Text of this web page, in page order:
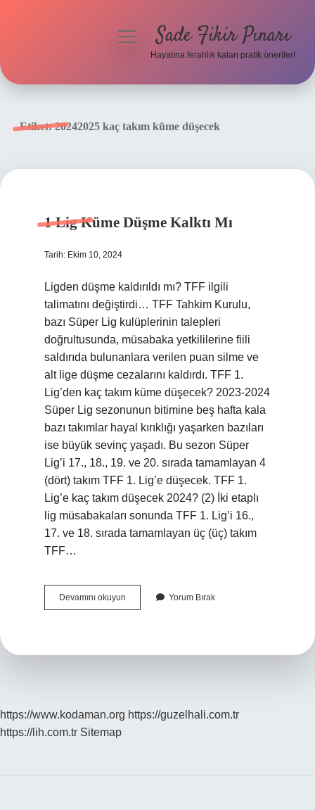
menüyüSade Fikir Pınarı
Hayatına ferahlık katan pratik öneriler!
Etiket:20242025 kaç takım küme düşecek
1 Lig Küme Düşme Kalktı Mı
Tarih: Ekim 10, 2024
Ligden düşme kaldırıldı mı? TFF ilgili
talimatını değiştirdi… TFF Tahkim Kurulu,
bazı Süper Lig kulüplerinin talepleri
doğrultusunda, müsabaka yetkililerine fiili
saldırıda bulunanlara verilen puan silme ve
alt lige düşme cezalarını kaldırdı. TFF 1.
Lig’den kaç takım küme düşecek? 2023-2024
Süper Lig sezonunun bitimine beş hafta kala
bazı takımlar hayal kırıklığı yaşarken bazıları
ise büyük sevinç yaşadı. Bu sezon Süper
Lig’i 17., 18., 19. ve 20. sırada tamamlayan 4
(dört) takım TFF 1. Lig’e düşecek. TFF 1.
Lig’e kaç takım düşecek 2024? (2) İki etaplı
lig müsabakaları sonunda TFF 1. Lig’i 16.,
17. ve 18. sırada tamamlayan üç (üç) takım
TFF…
Devamını okuyun
Lig
Yorum Bırak
https://www.kodaman.org https://guzelhali.com.tr
https://lih.com.tr Sitemap